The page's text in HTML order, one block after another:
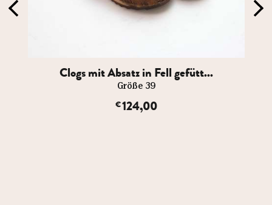
Clogs mit Absatz in Fell gefütt...
Größe 39
€124,00